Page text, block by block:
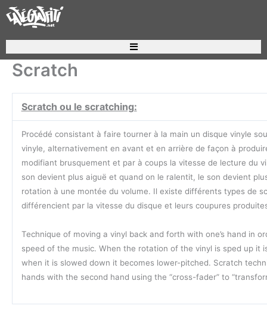
Aller
au
Scratch
Scratch ou le scratching:
Procédé consistant à faire tourner à la main un disque vinyle
vinyle, alternativement en avant et en arrière de façon à
modifiant brusquement et par à coups la vitesse de lecture du
son devient plus aiguë et quand on le ralentit, le son devient
rotation à une montée du volume. Il existe différents types de
différencient par la vitesse du disque et leurs coupures
Technique of moving a vinyl back and forth with one’s hand in
speed of the music. When the rotation of the vinyl is sped up it
when it is slowed down it becomes lower-pitched. Scratch
hands with the second hand using the “cross-fader” to